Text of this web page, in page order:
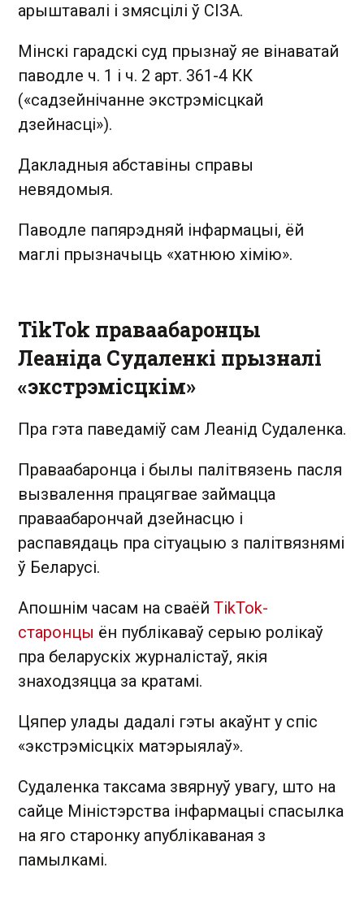
арыштавалі і змясцілі ў СІЗА.
Мінскі гарадскі суд прызнаў яе вінаватай
паводле ч. 1 і ч. 2 арт. 361-4 КК
(«садзейнічанне экстрэмісцкай
дзейнасці»).
Дакладныя абставіны справы
невядомыя.
Паводле папярэдняй інфармацыі, ёй
маглі прызначыць «хатнюю хімію».
TikTok праваабаронцы
Леаніда Судаленкі прызналі
«экстрэмісцкім»
Пра гэта паведаміў сам Леанід Судаленка.
Праваабаронца і былы палітвязень пасля
вызвалення працягвае займацца
праваабарончай дзейнасцю і
распавядаць пра сітуацыю з палітвязнямі
ў Беларусі.
Апошнім часам на сваёй TikTok-
старонцы ён публікаваў серыю ролікаў
пра беларускіх журналістаў, якія
знаходзяцца за кратамі.
Цяпер улады дадалі гэты акаўнт у спіс
«экстрэмісцкіх матэрыялаў».
Судаленка таксама звярнуў увагу, што на
сайце Міністэрства інфармацыі спасылка
на яго старонку апублікаваная з
памылкамі.